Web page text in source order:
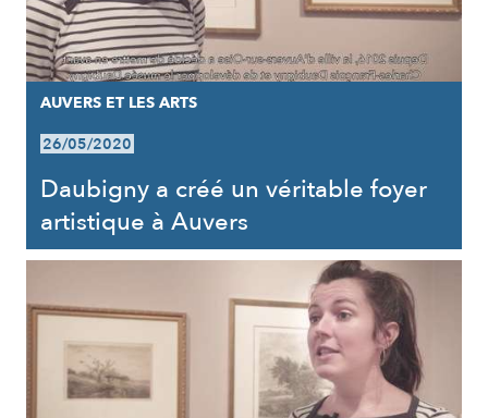
AUVERS ET LES ARTS
26/05/2020
Daubigny a créé un véritable foyer
artistique à Auvers